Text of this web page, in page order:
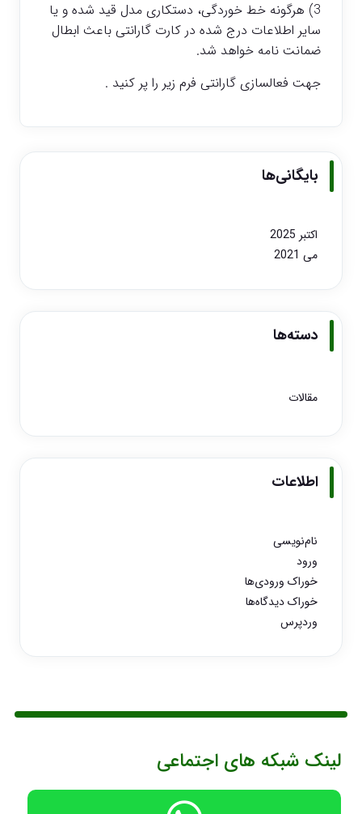
3) هرگونه خط خوردگی، دستکاری مدل قید شده و یا
سایر اطلاعات درج شده در کارت گارانتی باعث ابطال
ضمانت نامه خواهد شد.
جهت فعالسازی گارانتی فرم زیر را پر کنید .
بایگانی‌ها
اکتبر 2025
می 2021
دسته‌ها
مقالات
اطلاعات
نام‌نویسی
ورود
خوراک ورودی‌ها
خوراک دیدگاه‌ها
وردپرس
لینک شبکه های اجتماعی